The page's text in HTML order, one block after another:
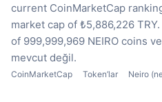
current CoinMarketCap
market cap of ₺5,886,226 TRY.
of 999,999,969 NEIRO coins
mevcut değil.
CoinMarketCap Token’lar Neiro